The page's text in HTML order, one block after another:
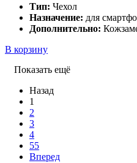
Тип: Чехол
Назначение: для
Дополнительно:
В корзину
Показать ещё
Назад
1
2
3
4
55
Вперед